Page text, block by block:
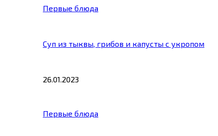
Первые блюда
Суп из тыквы, грибов и капусты с укропом
26.01.2023
Первые блюда